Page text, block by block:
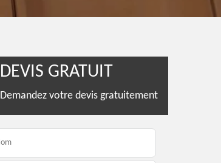
DEVIS GRATUIT
Demandez votre devis gratuitement